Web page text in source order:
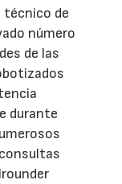
técnico de
número
de las
durante